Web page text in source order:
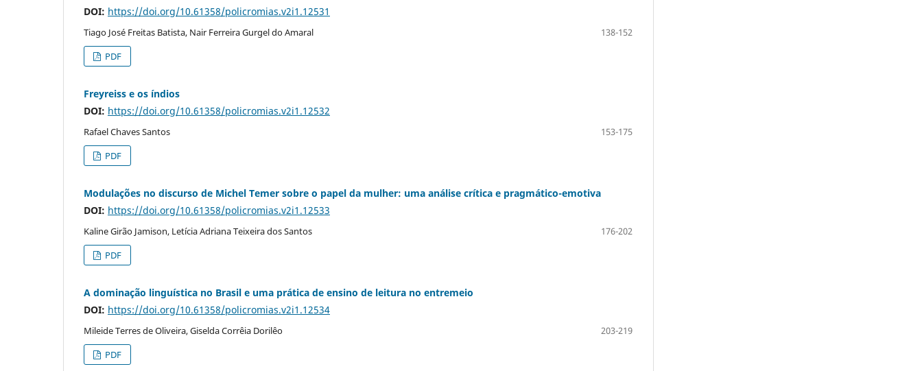
DOI: https://doi.org/10.61358/policromias.v2i1.12531
Tiago José Freitas Batista, Nair Ferreira Gurgel do Amaral
138-152
PDF
Freyreiss e os índios
DOI: https://doi.org/10.61358/policromias.v2i1.12532
Rafael Chaves Santos
153-175
PDF
Modulações no discurso de Michel Temer sobre o papel da mulher: uma análise crítica e pragmático-emotiva
DOI: https://doi.org/10.61358/policromias.v2i1.12533
Kaline Girão Jamison, Letícia Adriana Teixeira dos Santos
176-202
PDF
A dominação linguística no Brasil e uma prática de ensino de leitura no entremeio
DOI: https://doi.org/10.61358/policromias.v2i1.12534
Mileide Terres de Oliveira, Giselda Corrêia Dorilêo
203-219
PDF